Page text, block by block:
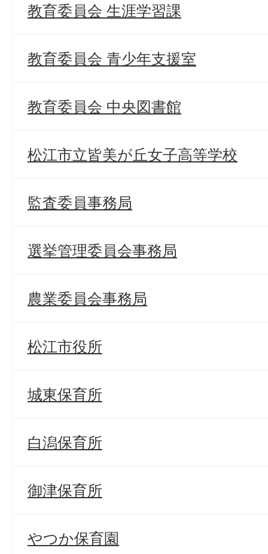
教育委員会 生涯学習課
教育委員会 青少年支援室
教育委員会 中央図書館
松江市立皆美が丘女子高等学校
監査委員事務局
選挙管理委員会事務局
農業委員会事務局
松江市役所
城東保育所
白潟保育所
御津保育所
やつか保育園